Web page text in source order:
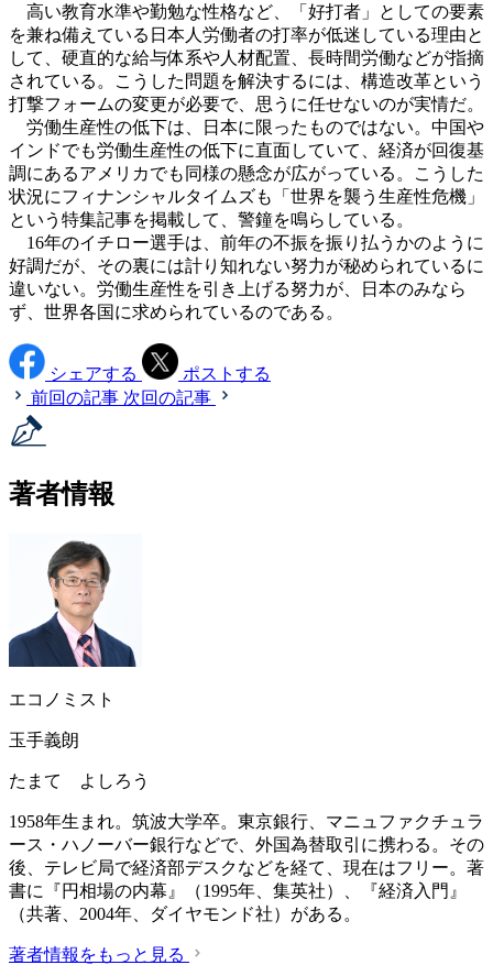
高い教育水準や勤勉な性格など、「好打者」としての要素
を兼ね備えている日本人労働者の打率が低迷している理由と
して、硬直的な給与体系や人材配置、長時間労働などが指摘
されている。こうした問題を解決するには、構造改革という
打撃フォームの変更が必要で、思うに任せないのが実情だ。
労働生産性の低下は、日本に限ったものではない。中国や
インドでも労働生産性の低下に直面していて、経済が回復基
調にあるアメリカでも同様の懸念が広がっている。こうした
状況にフィナンシャルタイムズも「世界を襲う生産性危機」
という特集記事を掲載して、警鐘を鳴らしている。
16年のイチロー選手は、前年の不振を振り払うかのように
好調だが、その裏には計り知れない努力が秘められているに
違いない。労働生産性を引き上げる努力が、日本のみなら
ず、世界各国に求められているのである。
シェアする
ポストする
前回の記事 次回の記事
著者情報
エコノミスト
玉手義朗
たまて よしろう
1958年生まれ。筑波大学卒。東京銀行、マニュファクチュラ
ース・ハノーバー銀行などで、外国為替取引に携わる。その
後、テレビ局で経済部デスクなどを経て、現在はフリー。著
書に『円相場の内幕』（1995年、集英社）、『経済入門』
（共著、2004年、ダイヤモンド社）がある。
著者情報をもっと見る